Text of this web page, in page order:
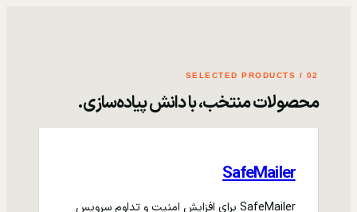
02 / SELECTED PRODUCTS
محصولات منتخب، با دانش پیاده‌سازی.
SafeMailer
SafeMailer برای افزایش امنیت و تداوم سرویس